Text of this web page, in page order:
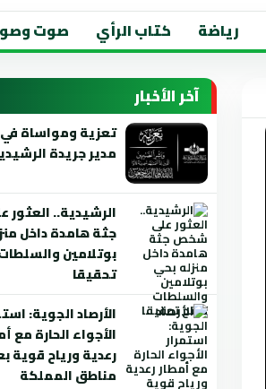
رياضة كتاب الرأي صوت
آخر الأخبار
تعزية ومواساة
مدير جريدة الرشيدية
الرشيدية..
جثة هامدة داخل
بوتلامين
تحقيقا
الأرصاد الجوية:
الأجواء الحارة مع
رعدية ورياح قوية
مناطق المملكة